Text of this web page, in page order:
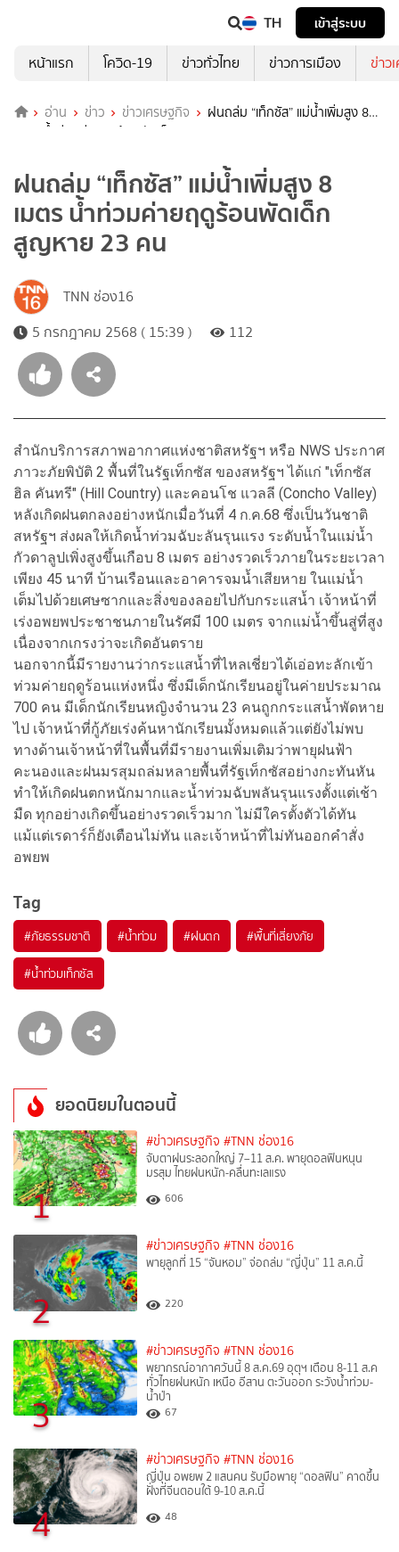
TH
เข้าสู่ระบบ
หน้าแรก
โควิด-19 ข่าวทั่วไทย ข่าวการเมือง ข่าว
อ่าน ข่าว ข่าวเศรษฐกิจ
ฝนถล่ม “เท็กซัส” แม่น้ำเพิ่มสูง 8
เมตร น้ำท่วมค่ายฤดูร้อนพัดเด็กสูญหาย 23 คน
ฝนถล่ม “เท็กซัส” แม่น้ำเพิ่มสูง 8
เมตร น้ำท่วมค่ายฤดูร้อนพัดเด็ก
สูญหาย 23 คน
TNN ช่อง16
5 กรกฎาคม 2568 ( 15:39 )
112
สำนักบริการสภาพอากาศแห่งชาติสหรัฐฯ หรือ NWS ประกาศ
ภาวะภัยพิบัติ 2 พื้นที่ในรัฐเท็กซัส ของสหรัฐฯ ได้แก่ "เท็กซัส
ฮิล คันทรี" (Hill Country) และคอนโช แวลลี (Concho Valley)
หลังเกิดฝนตกลงอย่างหนักเมื่อวันที่ 4 ก.ค.68 ซึ่งเป็นวันชาติ
สหรัฐฯ ส่งผลให้เกิดน้ำท่วมฉับะลันรุนแรง ระดับน้ำในแม่น้ำ
กัวดาลูปเพิ่งสูงขึ้นเกือบ 8 เมตร อย่างรวดเร็วภายในระยะเวลา
เพียง 45 นาที บ้านเรือนและอาคารจมน้ำเสียหาย ในแม่น้ำ
เต็มไปด้วยเศษซากและสิ่งของลอยไปกับกระแสน้ำ เจ้าหน้าที่
เร่งอพยพประชาชนภายในรัศมี 100 เมตร จากแม่น้ำขึ้นสู่ที่สูง
เนื่องจากเกรงว่าจะเกิดอันตราย
นอกจากนี้มีรายงานว่ากระแสน้ำที่ไหลเชี่ยวได้เอ่อทะลักเข้า
ท่วมค่ายฤดูร้อนแห่งหนึ่ง ซึ่งมีเด็กนักเรียนอยู่ในค่ายประมาณ
700 คน มีเด็กนักเรียนหญิงจำนวน 23 คนถูกกระแสน้ำพัดหาย
ไป เจ้าหน้าที่กู้ภัยเร่งค้นหานักเรียนมั้งหมดแล้วแต่ยังไม่พบ
ทางด้านเจ้าหน้าที่ในพื้นที่มีรายงานเพิ่มเติมว่าพายุฝนฟ้า
คะนองและฝนมรสุมถล่มหลายพื้นที่รัฐเท็กซัสอย่างกะทันหัน
ทำให้เกิดฝนตกหนักมากและน้ำท่วมฉับพลันรุนแรงตั้งแต่เช้า
มืด ทุกอย่างเกิดขึ้นอย่างรวดเร็วมาก ไม่มีใครตั้งตัวได้ทัน
แม้แต่เรดาร์ก็ยังเตือนไม่ทัน และเจ้าหน้าที่ไม่ทันออกคำสั่ง
อพยพ
Tag
#ภัยธรรมชาติ #น้ำท่วม #ฝนตก #พื้นที่เสี่ยงภัย
#น้ำท่วมเท็กซัส
ยอดนิยมในตอนนี้
1
#ข่าวเศรษฐกิจ #TNN ช่อง16
จับตาฝนระลอกใหญ่ 7–11 ส.ค. พายุดอลฟินหนุน
มรสุม ไทยฝนหนัก-คลื่นทะเลแรง
606
2
#ข่าวเศรษฐกิจ #TNN ช่อง16
พายุลูกที่ 15 “จันหอม” จ่อถล่ม “ญี่ปุ่น” 11 ส.ค.นี้
220
3
#ข่าวเศรษฐกิจ #TNN ช่อง16
พยากรณ์อากาศวันนี้ 8 ส.ค.69 อุตุฯ เตือน 8-11 ส.ค
ทั่วไทยฝนหนัก เหนือ อีสาน ตะวันออก ระวังน้ำท่วม-
น้ำป่า
67
4
#ข่าวเศรษฐกิจ #TNN ช่อง16
ญี่ปุ่น อพยพ 2 แสนคน รับมือพายุ “ดอลฟิน” คาดขึ้น
ฝั่งที่จีนตอนใต้ 9-10 ส.ค.นี้
48